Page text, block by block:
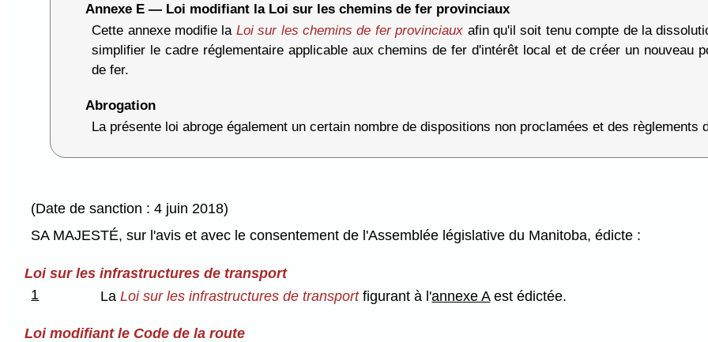
Annexe E — Loi modifiant la Loi sur les chemins de fer provinciaux
Cette annexe modifie la Loi sur les chemins de fer provinciaux afin qu'il soit tenu compte de la
simplifier le cadre réglementaire applicable aux chemins de fer d'intérêt local et de créer un nouveau
de fer.
Abrogation
La présente loi abroge également un certain nombre de dispositions non proclamées et des règlements
(Date de sanction : 4 juin 2018)
SA MAJESTÉ, sur l'avis et avec le consentement de l'Assemblée législative du Manitoba, édicte :
Loi sur les infrastructures de transport
1
LaLoi sur les infrastructures de transportfigurant à l'annexe Aest édictée.
Loi modifiant le Code de la route